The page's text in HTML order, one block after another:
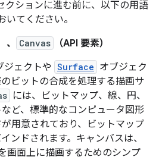
クションに進む前に、以下の用語
てください。
Canvas
（API 要素）
ジェクトや Surface オブジェク
ビットの合成を処理する描画サ
には、ビットマップ、線、円、
ど、標準的なコンピュータ図形
用意されており、ビットマップ
ンドされます。キャンバスは、
画面上に描画するためのシンプ